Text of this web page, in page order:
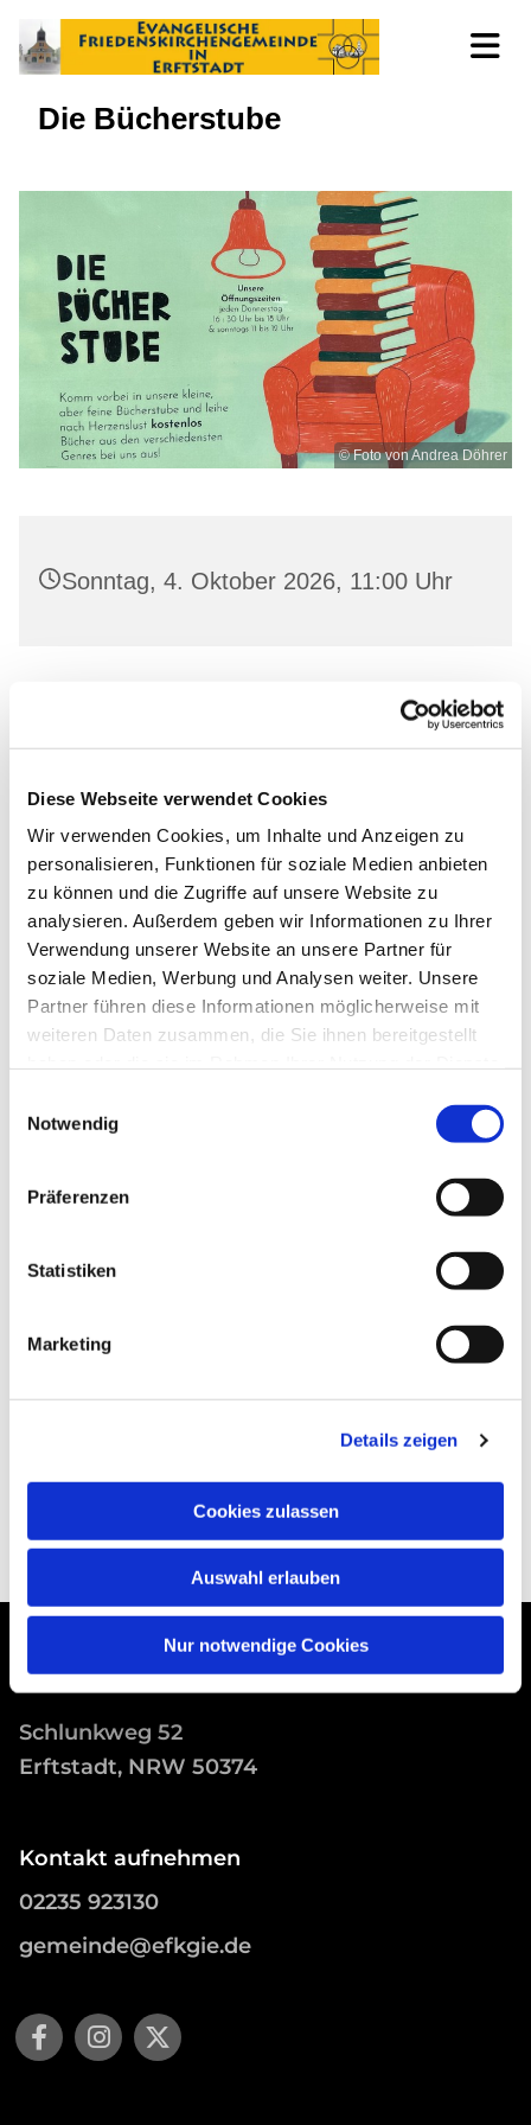
Diese Webseite verwendet Cookies
Wir verwenden Cookies, um Inhalte und Anzeigen zu
personalisieren, Funktionen für soziale Medien anbieten
zu können und die Zugriffe auf unsere Website zu
analysieren. Außerdem geben wir Informationen zu Ihrer
Verwendung unserer Website an unsere Partner für
soziale Medien, Werbung und Analysen weiter. Unsere
Partner führen diese Informationen möglicherweise mit
weiteren Daten zusammen, die Sie ihnen bereitgestellt
Notwendig
Präferenzen
Statistiken
Marketing
Details zeigen
Cookies zulassen
Auswahl erlauben
Nur notwendige Cookies
Die Bücherstube
© Foto von Andrea Döhrer
Sonntag, 4. Oktober 2026, 11:00 Uhr
Leihen Sie in freundlicher Atmosphäre aktuelle
Dies könnte Sie auch
interessieren
Schlunkweg 52
Erftstadt, NRW 50374
Kontakt aufnehmen
02235 923130
gemeinde@efkgie.de